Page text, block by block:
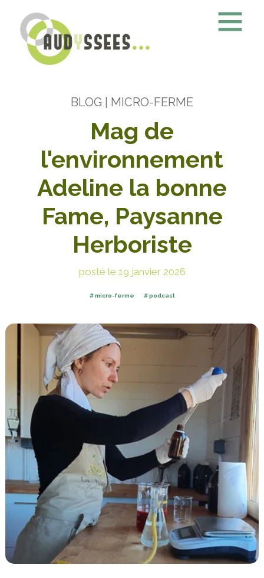
BLOG | MICRO-FERME
Mag de
l'environnement
Adeline la bonne
Fame, Paysanne
Herboriste
posté le 19 janvier 2026
micro-ferme podcast